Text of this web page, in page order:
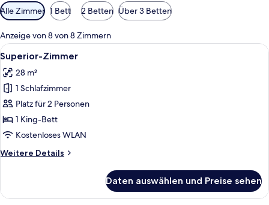
Verfügbare
Filter
für
Zimmer
Alle Zimmer 1 Bett 2 Betten Über 3 Betten
Anzeige von 8 von 8 Zimmern
Alle
Fotos
für
Superior-
Zimmer
anzeigen
Ein Schlafzimmer mit großem Bett,
3
Superior-Zimmer
28 m²
1 Schlafzimmer
Platz für 2 Personen
1 King-Bett
Kostenloses WLAN
Weitere Details
Weitere
Zimmer
Daten auswählen und Preise sehen